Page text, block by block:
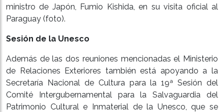
ministro de Japón, Fumio Kishida, en su visita oficial al
Paraguay (foto).
Sesión de la Unesco
Además de las dos reuniones mencionadas el Ministerio
de Relaciones Exteriores también está apoyando a la
Secretaría Nacional de Cultura para la 19ª Sesión del
Comité Intergubernamental para la Salvaguardia del
Patrimonio Cultural e Inmaterial de la Unesco, que se